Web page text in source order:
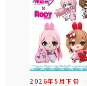
2026年5 月下旬